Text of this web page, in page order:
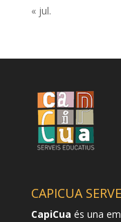
« jul.
CAPICUA
CapiCua és una